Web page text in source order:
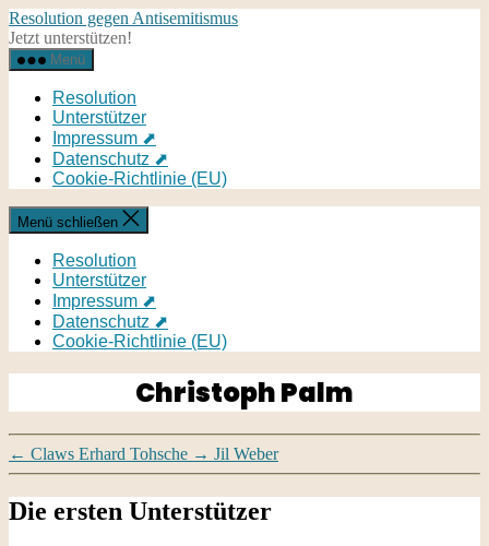
Direkt
zum
Inhalt
wechseln
Resolution gegen Antisemitismus
Jetzt unterstützen!
Menü
Resolution
Unterstützer
Impressum ⬈
Datenschutz ⬈
Cookie-Richtlinie (EU)
Menü schließen
Resolution
Unterstützer
Impressum ⬈
Datenschutz ⬈
Cookie-Richtlinie (EU)
Christoph Palm
← Claws Erhard Tohsche → Jil Weber
Die ersten Unterstützer